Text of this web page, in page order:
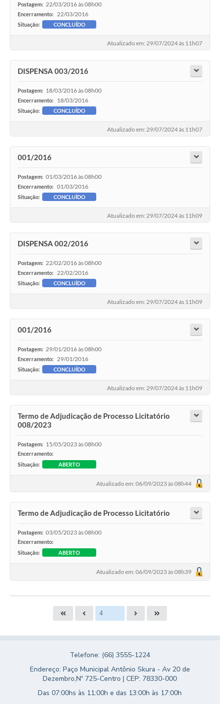
Postagem: 22/03/2016 às 08h00
Encerramento: 22/03/2016
Situação: CONCLUÍDO
Atualizado em: 29/07/2024 às 11h07
DISPENSA 003/2016
Postagem: 18/03/2016 às 08h00
Encerramento: 18/03/2016
Situação: CONCLUÍDO
Atualizado em: 29/07/2024 às 11h07
001/2016
Postagem: 01/03/2016 às 08h00
Encerramento: 01/03/2016
Situação: CONCLUÍDO
Atualizado em: 29/07/2024 às 11h09
DISPENSA 002/2016
Postagem: 22/02/2016 às 08h00
Encerramento: 22/02/2016
Situação: CONCLUÍDO
Atualizado em: 29/07/2024 às 11h09
001/2016
Postagem: 29/01/2016 às 08h00
Encerramento: 29/01/2016
Situação: CONCLUÍDO
Atualizado em: 29/07/2024 às 11h09
Termo de Adjudicação de Processo Licitatório
008/2023
Postagem: 15/05/2023 às 08h00
Encerramento:
Situação:
ABERTO
Atualizado em: 06/09/2023 às 08h44
Termo de Adjudicação de Processo Licitatório
Postagem: 03/05/2023 às 08h00
Encerramento:
Situação:
ABERTO
Atualizado em: 06/09/2023 às 08h39
Telefone: (66) 3555-1224
Endereço: Paço Municipal Antônio Skura - Av 20 de
Dezembro,Nº 725-Centro | CEP: 78330-000
Das 07:00hs às 11:00h e das 13:00h às 17:00h